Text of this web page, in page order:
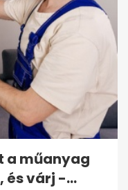
a műanyag
és várj -...